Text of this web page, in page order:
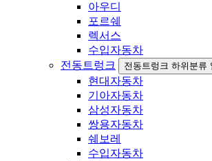
아우디
포르쉐
렉서스
수입자동차
전동트렁크
전동트렁크 하위분류
현대자동차
기아자동차
삼성자동차
쌍용자동차
쉐보레
수입자동차